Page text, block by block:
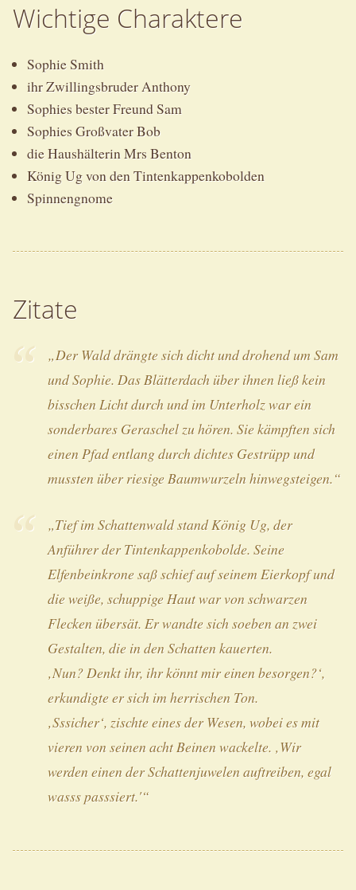
Wichtige Charaktere
Sophie Smith
ihr Zwillingsbruder Anthony
Sophies bester Freund Sam
Sophies Großvater Bob
die Haushälterin Mrs Benton
König Ug von den Tintenkappenkobolden
Spinnengnome
Zitate
„Der Wald drängte sich dicht und drohend um Sam
und Sophie. Das Blätterdach über ihnen ließ kein
bisschen Licht durch und im Unterholz war ein
sonderbares Geraschel zu hören. Sie kämpften sich
einen Pfad entlang durch dichtes Gestrüpp und
mussten über riesige Baumwurzeln hinwegsteigen.“
„Tief im Schattenwald stand König Ug, der
Anführer der Tintenkappenkobolde. Seine
Elfenbeinkrone saß schief auf seinem Eierkopf und
die weiße, schuppige Haut war von schwarzen
Flecken übersät. Er wandte sich soeben an zwei
Gestalten, die in den Schatten kauerten.
‚Nun? Denkt ihr, ihr könnt mir einen besorgen?‘,
erkundigte er sich im herrischen Ton.
‚Sssicher‘, zischte eines der Wesen, wobei es mit
vieren von seinen acht Beinen wackelte. ‚Wir
werden einen der Schattenjuwelen auftreiben, egal
wasss passsiert.'“